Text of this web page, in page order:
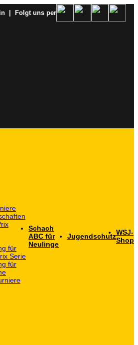
| Folgt uns per
für
Serie
für
Schach
ABC für
Neulinge
JugendschutzWSJ-
Shop